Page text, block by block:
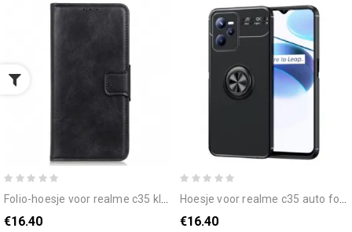
folio-hoesje voor realme c35 klassiek
€16.40
hoesje voor realme c35 auto focus flexibele siliconen met metalen ring
€16.40